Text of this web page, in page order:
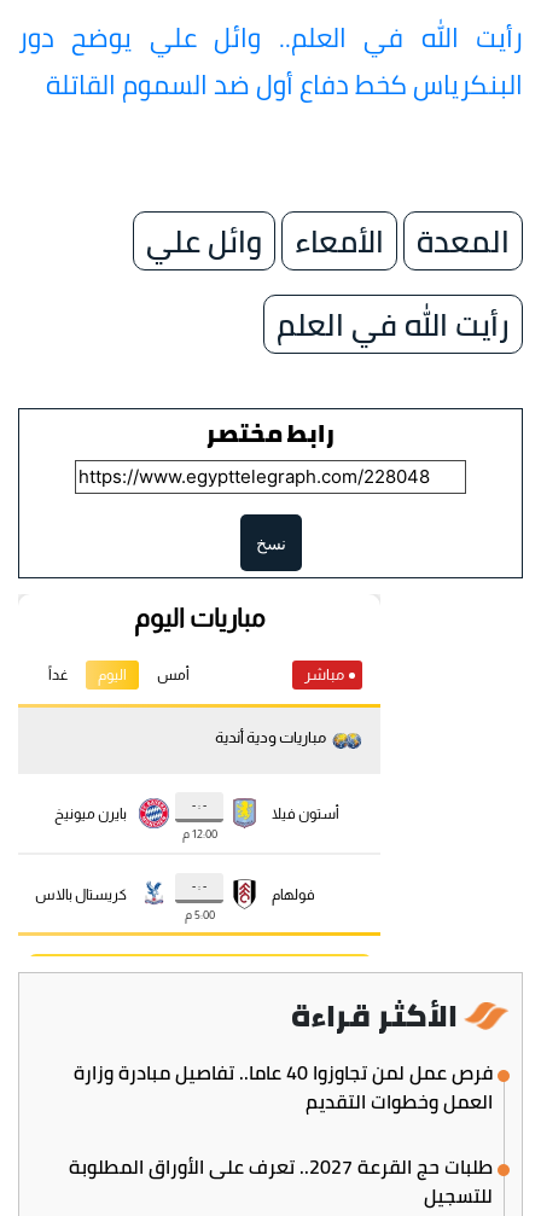
رأيت الله في العلم.. وائل علي يوضح دور
البنكرياس كخط دفاع أول ضد السموم القاتلة
المعدة الأمعاء
وائل علي
رأيت الله في العلم
رابط مختصر
نسخ
الأكثر قراءة
فرص عمل لمن تجاوزوا 40 عاما.. تفاصيل مبادرة وزارة
العمل وخطوات التقديم
طلبات حج القرعة 2027.. تعرف على الأوراق المطلوبة
للتسجيل